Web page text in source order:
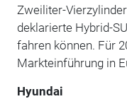
Zweiliter-
deklarierte Hybrid-
fahren können. Für
Markteinführung in
Hyundai